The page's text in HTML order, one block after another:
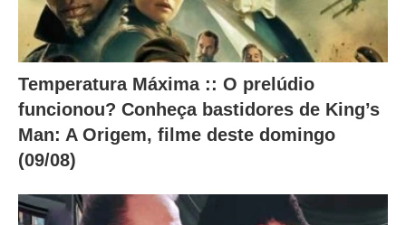
Temperatura Máxima :: O prelúdio
funcionou? Conheça bastidores de King’s
Man: A Origem, filme deste domingo
(09/08)